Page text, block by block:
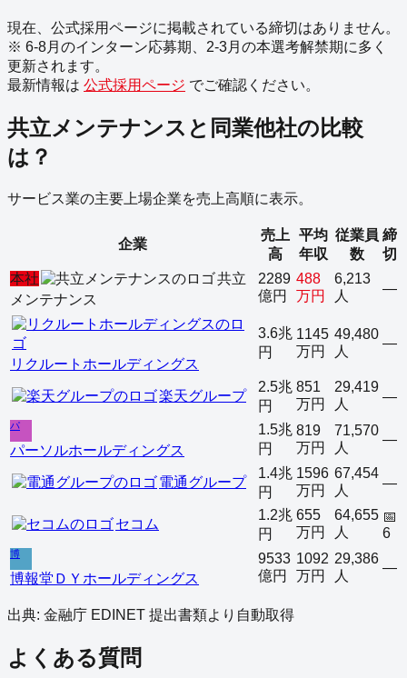
現在、公式採用ページに掲載されている締切はありません。
※ 6-8月のインターン応募期、2-3月の本選考解禁期に多く
更新されます。
最新情報は 公式採用ページ でご確認ください。
共立メンテナンス と同業他社の比較
は？
サービス業の主要上場企業を売上高順に表示。
企業
売上
高
平均
年収
従業員
数
締
切
本社
共立
メンテナンス
2289
億円
488
万円
6,213
人
—
リクルートホールディングス
3.6兆
円
1145
万円
49,480
人
—
楽天グループ
2.5兆
円
851
万円
29,419
人
—
パ
パーソルホールディングス
1.5兆
円
819
万円
71,570
人
—
電通グループ
1.4兆
円
1596
万円
67,454
人
—
セコム
1.2兆
円
655
万円
64,655
人
📅
6
博
博報堂ＤＹホールディングス
9533
億円
1092
万円
29,386
人
—
出典: 金融庁 EDINET 提出書類より自動取得
よくある質問